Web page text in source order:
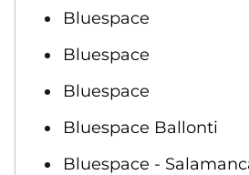
Bluespace
Bluespace
Bluespace
Bluespace Ballonti
Bluespace -